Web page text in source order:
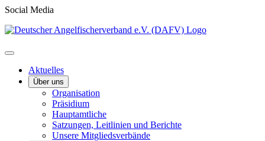
Social Media
Aktuelles
Über uns
Organisation
Präsidium
Hauptamtliche
Satzungen, Leitlinien und Berichte
Unsere Mitgliedsverbände